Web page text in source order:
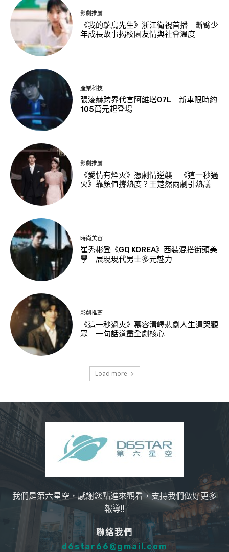
影劇推薦
《我的鴕鳥先生》浙江衛視首播 斷臂少
年成長故事揭校園友情與社會溫度
產業科技
張淩赫跨界代言阿維塔07L 新車限時約
105萬元起登場
影劇推薦
《愛情有煙火》憑劇情逆襲 《這一秒過
火》靠顏值撐熱度？王楚然兩劇引熱議
時尚美容
崔秀彬登《GQ KOREA》西裝混搭街頭美
學 展現現代男士多元魅力
影劇推薦
《這一秒過火》慕容清嶧悲劇人生逼哭觀
眾 一句話道盡全劇核心
Load more
我們是第六星空，感謝您點進來觀看，支持我們做好更多
報導!!
聯絡我們
d6star66@gmail.com